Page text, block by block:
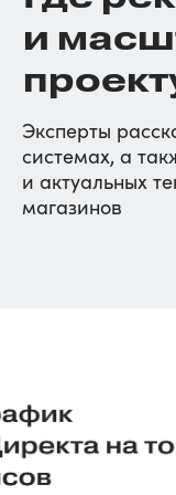
и
Эксперты
системах, а
и актуальных
магазинов